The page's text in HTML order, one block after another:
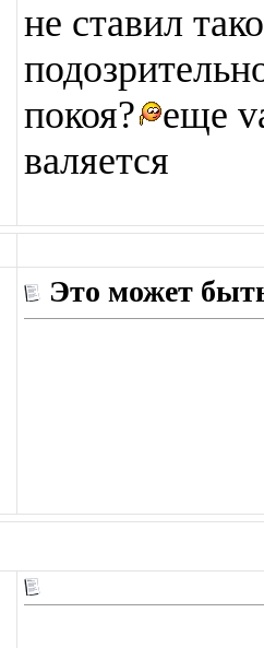
не ставил
покоя?
еще
валяется
Это может